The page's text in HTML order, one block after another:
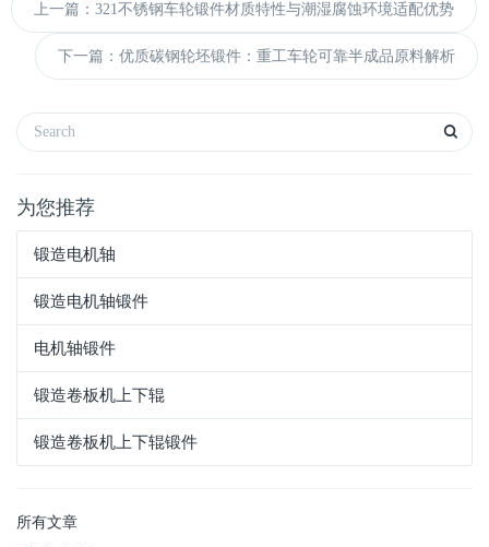
上一篇：321不锈钢车轮锻件材质特性与潮湿腐蚀环境适配优势
下一篇：优质碳钢轮坯锻件：重工车轮可靠半成品原料解析
为您推荐
锻造电机轴
锻造电机轴锻件
电机轴锻件
锻造卷板机上下辊
锻造卷板机上下辊锻件
所有文章